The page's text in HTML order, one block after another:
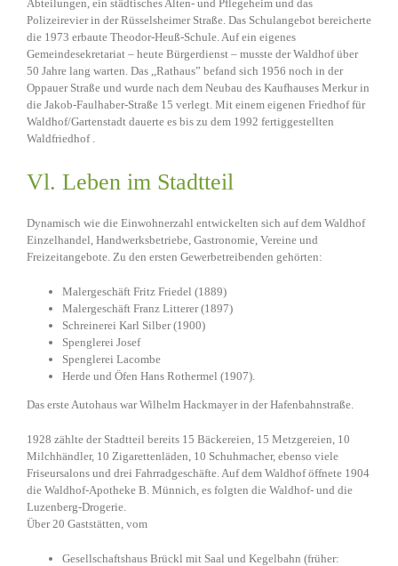
Abteilungen, ein städtisches Alten- und Pflegeheim und das
Polizeirevier in der Rüsselsheimer Straße. Das Schulangebot bereicherte
die 1973 erbaute Theodor-Heuß-Schule. Auf ein eigenes
Gemeindesekretariat – heute Bürgerdienst – musste der Waldhof über
50 Jahre lang warten. Das ,,Rathaus” befand sich 1956 noch in der
Oppauer Straße und wurde nach dem Neubau des Kaufhauses Merkur in
die Jakob-Faulhaber-Straße 15 verlegt. Mit einem eigenen Friedhof für
Waldhof/Gartenstadt dauerte es bis zu dem 1992 fertiggestellten
Waldfriedhof .
Vl. Leben im Stadtteil
Dynamisch wie die Einwohnerzahl entwickelten sich auf dem Waldhof
Einzelhandel, Handwerksbetriebe, Gastronomie, Vereine und
Freizeitangebote. Zu den ersten Gewerbetreibenden gehörten:
Malergeschäft Fritz Friedel (1889)
Malergeschäft Franz Litterer (1897)
Schreinerei Karl Silber (1900)
Spenglerei Josef
Spenglerei Lacombe
Herde und Öfen Hans Rothermel (1907).
Das erste Autohaus war Wilhelm Hackmayer in der Hafenbahnstraße.
1928 zählte der Stadtteil bereits 15 Bäckereien, 15 Metzgereien, 10
Milchhändler, 10 Zigarettenläden, 10 Schuhmacher, ebenso viele
Friseursalons und drei Fahrradgeschäfte. Auf dem Waldhof öffnete 1904
die Waldhof-Apotheke B. Münnich, es folgten die Waldhof- und die
Luzenberg-Drogerie.
Über 20 Gaststätten, vom
Gesellschaftshaus Brückl mit Saal und Kegelbahn (früher: